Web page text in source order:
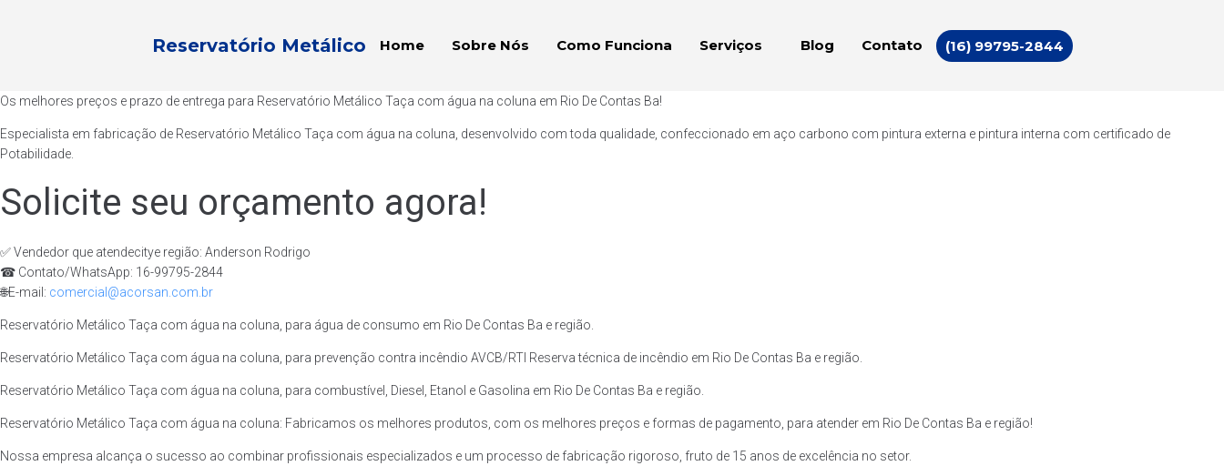
Reservatório Metálico Home Sobre Nós Como Funciona Serviços Blog Contato (16) 99795-2844
Os melhores preços e prazo de entrega para Reservatório Metálico Taça com água na coluna em Rio De Contas Ba!
Especialista em fabricação de Reservatório Metálico Taça com água na coluna, desenvolvido com toda qualidade, confeccionado em aço carbono com pintura externa e pintura interna com certificado de
Potabilidade.
Solicite seu orçamento agora!
✅ Vendedor que atendecitye região: Anderson Rodrigo
☎ Contato/WhatsApp: 16-99795-2844
🌐E-mail: comercial@acorsan.com.br
Reservatório Metálico Taça com água na coluna, para água de consumo em Rio De Contas Ba e região.
Reservatório Metálico Taça com água na coluna, para prevenção contra incêndio AVCB/RTI Reserva técnica de incêndio em Rio De Contas Ba e região.
Reservatório Metálico Taça com água na coluna, para combustível, Diesel, Etanol e Gasolina em Rio De Contas Ba e região.
Reservatório Metálico Taça com água na coluna: Fabricamos os melhores produtos, com os melhores preços e formas de pagamento, para atender em Rio De Contas Ba e região!
Nossa empresa alcança o sucesso ao combinar profissionais especializados e um processo de fabricação rigoroso, fruto de 15 anos de excelência no setor.